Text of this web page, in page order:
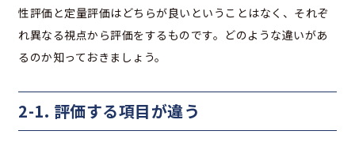
性評価と定量評価はどちらが良いということはなく、それぞ
れ異なる視点から評価をするものです。どのような違いがあ
るのか知っておきましょう。
2-1. 評価する項目が違う